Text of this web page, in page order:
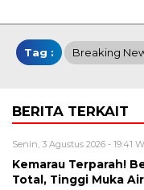
Tag : Breaking
BERITA TERKAIT
Senin, 3 Agustus 2026 - 19:41
Kemarau Terparah!
Total, Tinggi Muka